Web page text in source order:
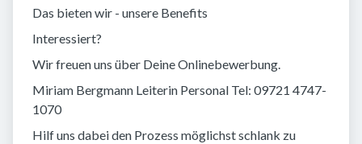
Das bieten wir - unsere Benefits
Interessiert?
Wir freuen uns über Deine Onlinebewerbung.
Miriam Bergmann Leiterin Personal Tel: 09721 4747-
1070
Hilf uns dabei den Prozess möglichst schlank zu